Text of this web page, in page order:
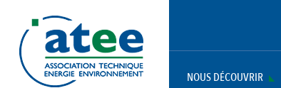
contenu
principal
NOUS DÉCOUVRIR